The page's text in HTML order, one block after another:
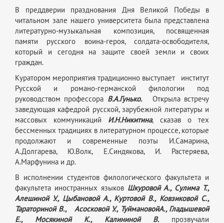
В преддверии празднования Дня Великой Победы в
читальном зале нашего университета была представлена
литературно-музыкальная композиция, посвященная
памяти русского воина-героя, солдата-освободителя,
который и сегодня на защите своей земли и своих
граждан.
Куратором мероприятия традиционно выступает институт
Русской и романо-германской филологии под
руководством профессора В.А.Гунько. Открыла встречу
заведующая кафедрой русской, зарубежной литературы и
массовых коммуникаций И.Н.Никитина, сказав о тех
бессменных традициях в литературном процессе, которые
продолжают и современные поэты И.Самарина,
А.Долгарева, Ю.Волк, Е.Синдякова, И. Растеряева,
А.Марфунина и др.
В исполнении студентов филологического факультета и
факультета иностранных языков Шкуровой А., Сулима Т.,
Алешиной У., Цыбановой А., Куртовой В., Ковзиковой С.,
Тараториной В., Асосковой У., ТуймановойА., Гладышевой
Е., Мосякиной К., Калининой В. прозвучали